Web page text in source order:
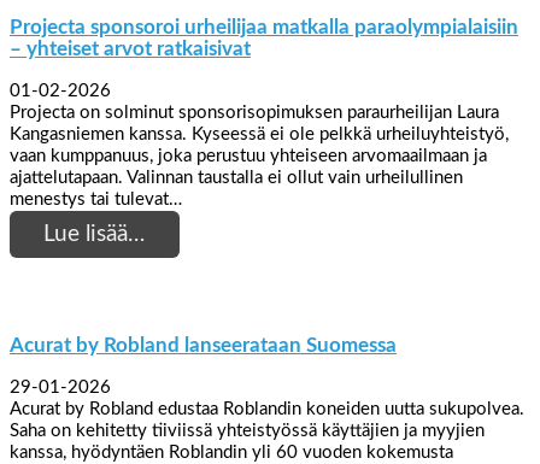
Projecta sponsoroi urheilijaa matkalla paraolympialaisiin
– yhteiset arvot ratkaisivat
01-02-2026
Projecta on solminut sponsorisopimuksen paraurheilijan Laura
Kangasniemen kanssa. Kyseessä ei ole pelkkä urheiluyhteistyö,
vaan kumppanuus, joka perustuu yhteiseen arvomaailmaan ja
ajattelutapaan. Valinnan taustalla ei ollut vain urheilullinen
menestys tai tulevat…
Lue lisää…
Acurat by Robland lanseerataan Suomessa
29-01-2026
Acurat by Robland edustaa Roblandin koneiden uutta sukupolvea.
Saha on kehitetty tiiviissä yhteistyössä käyttäjien ja myyjien
kanssa, hyödyntäen Roblandin yli 60 vuoden kokemusta